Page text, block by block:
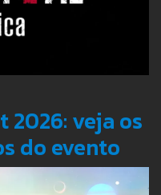
2026: veja os
do evento